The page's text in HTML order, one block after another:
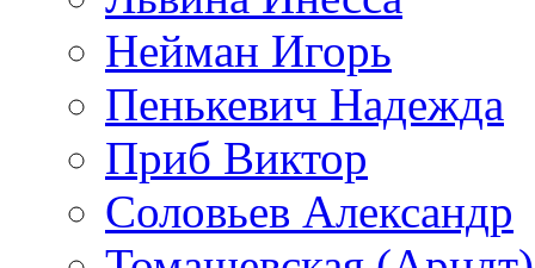
Нейман Игорь
Пенькевич Надежда
Приб Виктор
Соловьев Александр